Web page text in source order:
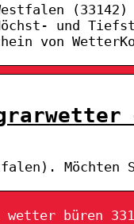
und
von
Möchten
büren